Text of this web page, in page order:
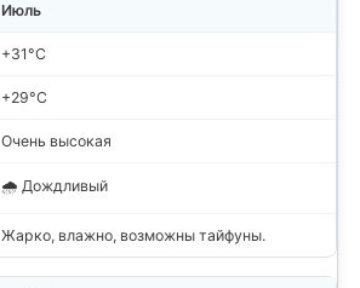
Июль
+31°C
+29°C
Очень высокая
🌧️ Дождливый
Жарко, влажно, возможны тайфуны.